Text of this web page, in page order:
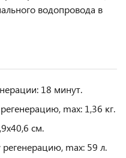
водопровода в
18 минут.
max: 1,36 кг.
см.
max: 59 л.